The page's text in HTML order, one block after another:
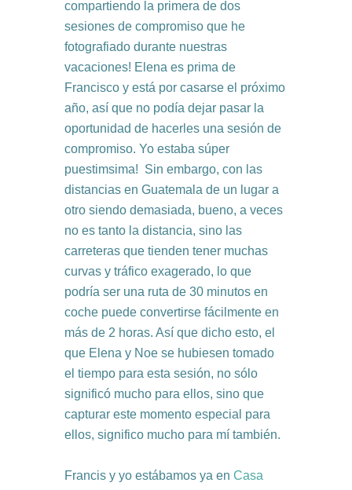
compartiendo la primera de dos
sesiones de compromiso que he
fotografiado durante nuestras
vacaciones! Elena es prima de
Francisco y está por casarse el próximo
año, así que no podía dejar pasar la
oportunidad de hacerles una sesión de
compromiso. Yo estaba súper
puestimsima! Sin embargo, con las
distancias en Guatemala de un lugar a
otro siendo demasiada, bueno, a veces
no es tanto la distancia, sino las
carreteras que tienden tener muchas
curvas y tráfico exagerado, lo que
podría ser una ruta de 30 minutos en
coche puede convertirse fácilmente en
más de 2 horas. Así que dicho esto, el
que Elena y Noe se hubiesen tomado
el tiempo para esta sesión, no sólo
significó mucho para ellos, sino que
capturar este momento especial para
ellos, significo mucho para mí también.
Francis y yo estábamos ya enCasa